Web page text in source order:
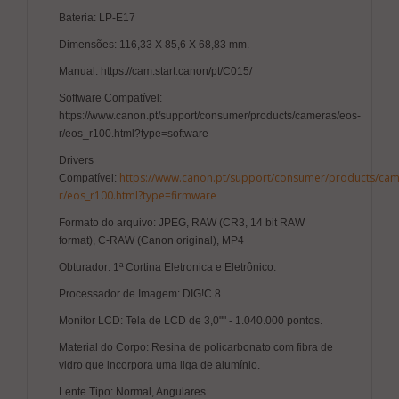
Bateria: LP-E17
Dimensões: 116,33 X 85,6 X 68,83 mm.
Manual: https://cam.start.canon/pt/C015/
Software Compatível:
https://www.canon.pt/support/consumer/products/cameras/eos-
r/eos_r100.html?type=software
Drivers
Compatível: https://www.canon.pt/support/consumer/products/
r/eos_r100.html?type=firmware
Formato do arquivo: JPEG, RAW (CR3, 14 bit RAW
format), C-RAW (Canon original), MP4
Obturador: 1ª Cortina Eletronica e Eletrônico.
Processador de Imagem: DIG!C 8
Monitor LCD: Tela de LCD de 3,0"" - 1.040.000 pontos.
Material do Corpo: Resina de policarbonato com fibra de
vidro que incorpora uma liga de alumínio.
Lente Tipo: Normal, Angulares.